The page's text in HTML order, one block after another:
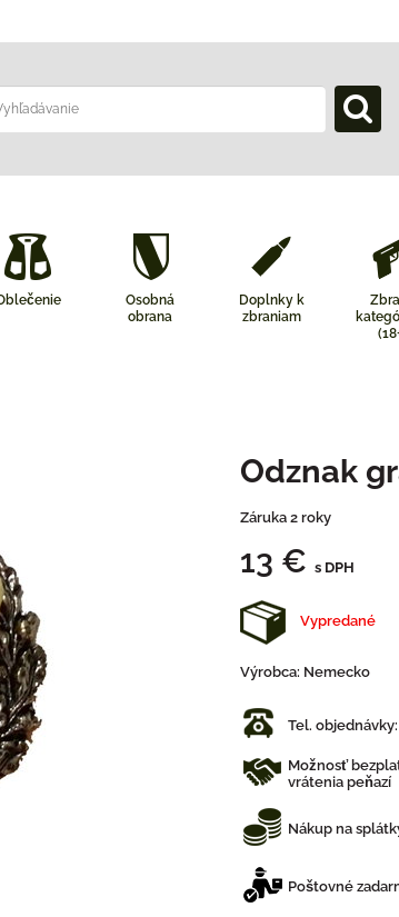
Osobná
obrana
Doplnky k
zbraniam
Odznak
Záruka 2 roky
13 € s DPH
Vypredané
Výrobca: Nemecko
Tel. objednávky:
Možnosť
vrátenia peňazí
Nákup na
Poštovné